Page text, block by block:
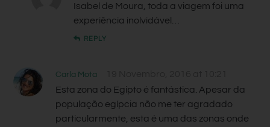
Isabel de Moura, toda a viagem foi uma
experiência inolvidável…
REPLY
Carla Mota
Esta zona do Egipto é fantástica. Apesar da
população egípcia não me ter agradado
particularmente, esta é uma das zonas onde